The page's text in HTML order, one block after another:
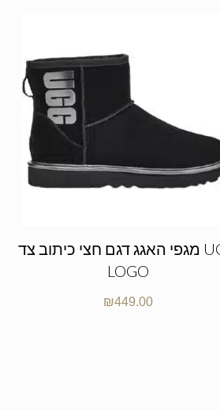
מגפי האגג דגם חצי כיתוב צד UGG
LOGO
₪449.00